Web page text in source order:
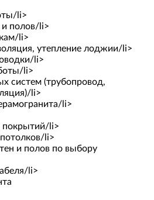
li>
и полов/li>
li>
утепление лоджии/li>
li>
li>
систем (трубопровод,
li>
li>
покрытий/li>
li>
и полов по выбору
li>